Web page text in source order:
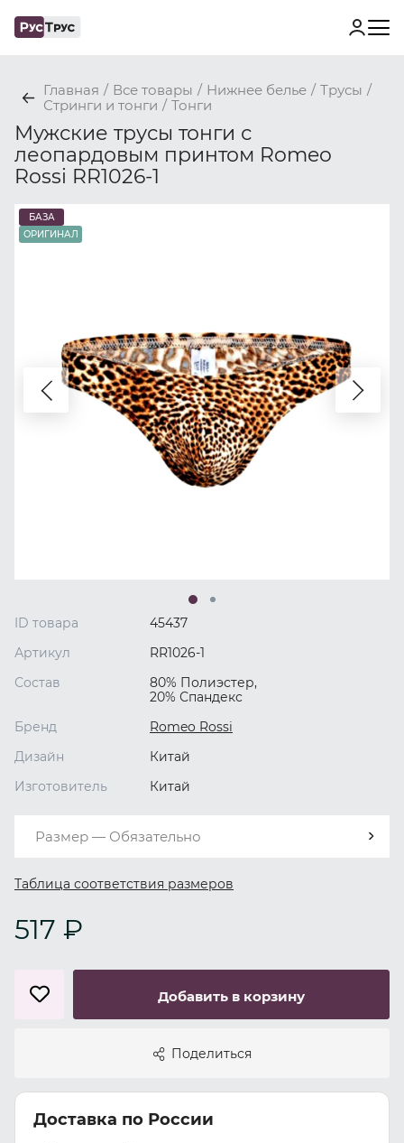
Главная / Все товары / Нижнее белье / Трусы /
Стринги и тонги / Тонги
Мужские трусы тонги с
леопардовым принтом Romeo
Rossi RR1026-1
БАЗА
ОРИГИНАЛ
ID товара
45437
Артикул
RR1026-1
Состав
80% Полиэстер,
20% Спандекс
Бренд
Romeo Rossi
Дизайн
Китай
Изготовитель
Китай
Размер — Обязательно
Таблица соответствия размеров
517 ₽
Добавить в корзину
Поделиться
Доставка по России